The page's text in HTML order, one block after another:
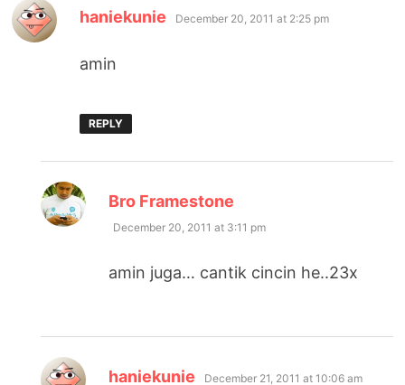
haniekunie says:
December 20, 2011 at 2:25 pm
amin
REPLY
Bro Framestone
December 20, 2011 at 3:11 pm
amin juga… cantik cincin he..23x
haniekunie says:
December 21, 2011 at 10:06 am